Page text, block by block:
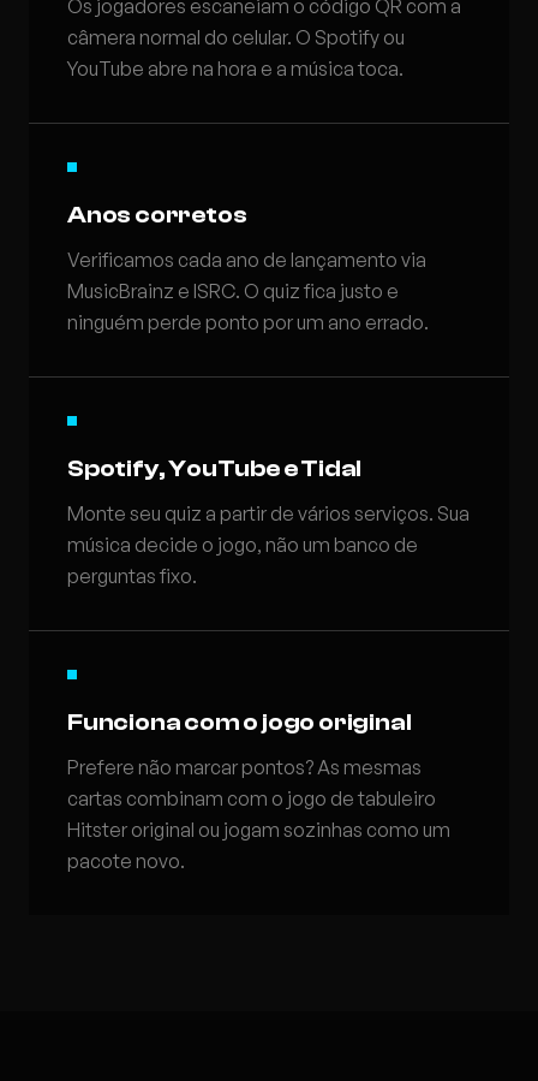
Os jogadores escaneiam o código QR com a
câmera normal do celular. O Spotify ou
YouTube abre na hora e a música toca.
Anos corretos
Verificamos cada ano de lançamento via
MusicBrainz e ISRC. O quiz fica justo e
ninguém perde ponto por um ano errado.
Spotify, YouTube e Tidal
Monte seu quiz a partir de vários serviços. Sua
música decide o jogo, não um banco de
perguntas fixo.
Funciona com o jogo original
Prefere não marcar pontos? As mesmas
cartas combinam com o jogo de tabuleiro
Hitster original ou jogam sozinhas como um
pacote novo.